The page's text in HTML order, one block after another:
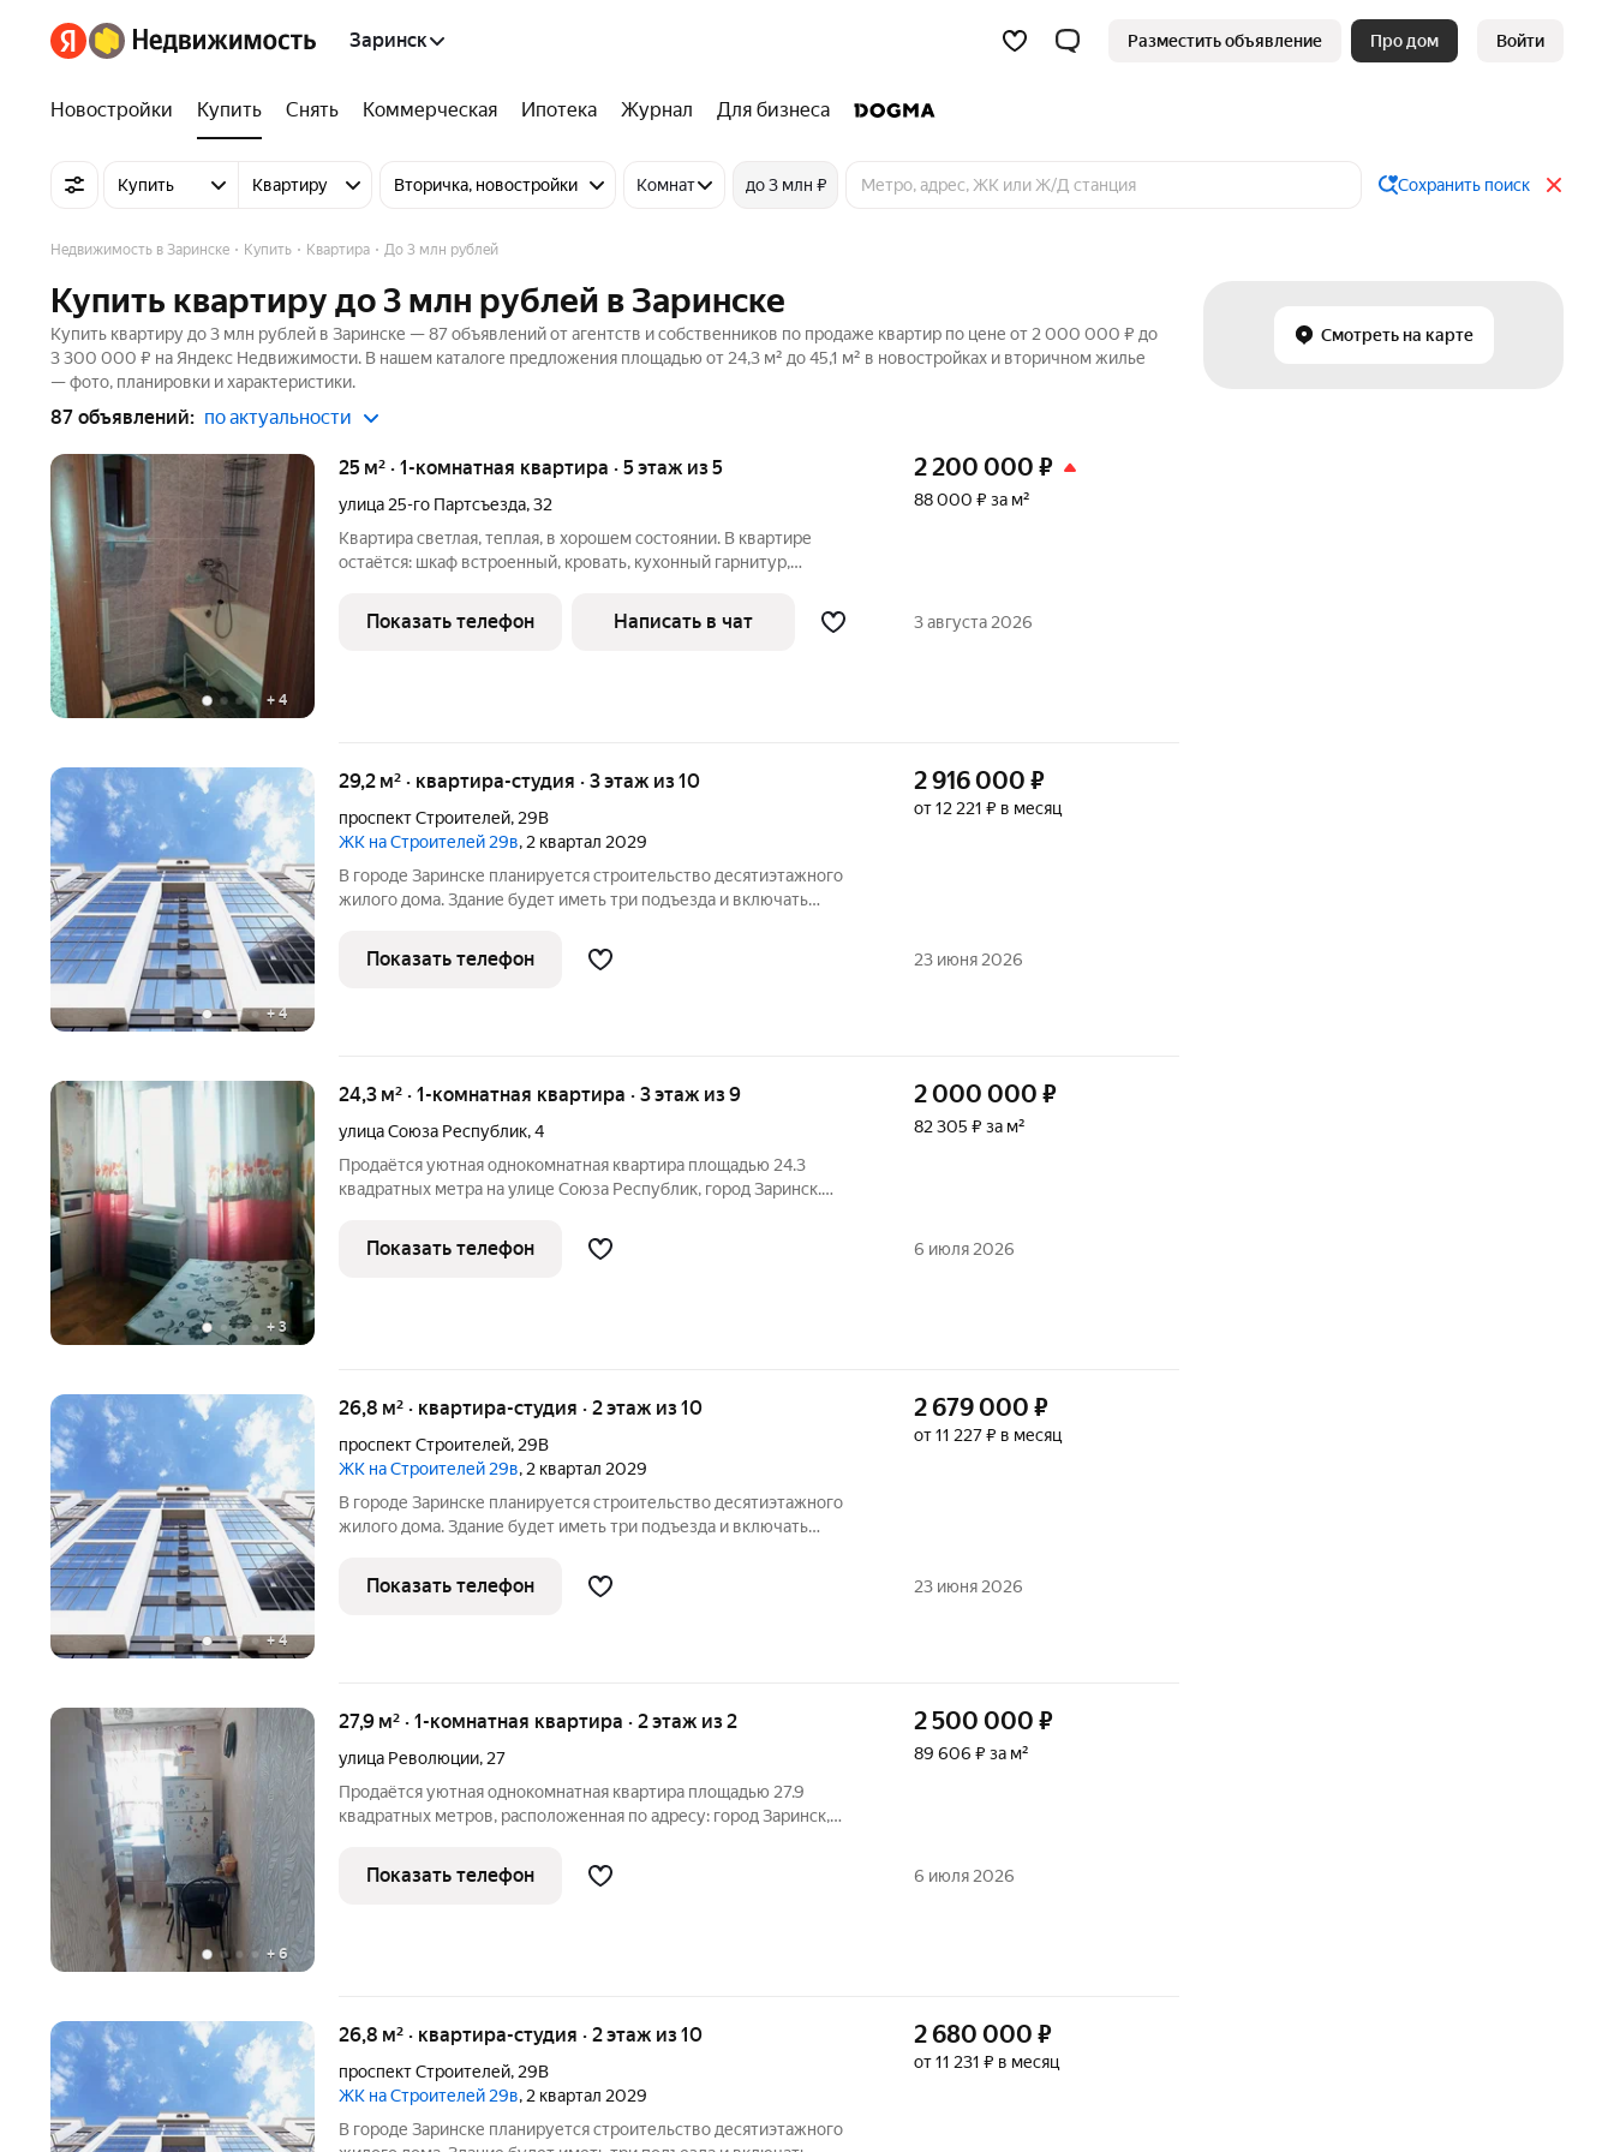
Заринск Разместить объявление Про дом Войти
Новостройки Купить Снять Коммерческая Ипотека Журнал Для бизнеса
Купить Квартиру Вторичка, новостройки Комнат до 3 млн ₽ Сохранить поиск
Смотреть на карте
Недвижимость в Заринске Купить Квартира До 3 млн рублей
Купить квартиру до 3 млн рублей в Заринске
Купить квартиру до 3 млн рублей в Заринске — 87 объявлений от агентств и собственников по продаже квартир по цене от 2 000 000 ₽ до
3 300 000 ₽ на Яндекс Недвижимости. В нашем каталоге предложения площадью от 24,3 м² до 45,1 м² в новостройках и вторичном жилье
— фото, планировки и характеристики.
87 объявлений: по актуальности
+ 4
25 м² · 1-комнатная квартира · 5 этаж из 5
улица 25-го Партсъезда,32
Квартира светлая, теплая, в хорошем состоянии. В квартире
остаётся: шкаф встроенный, кровать, кухонный гарнитур,
квартире натянуты натяжные потолки. Балкон пластиковый,
застеклен. Ванна вся в
2 200 000 ₽
88 000 ₽ за м²
Показать телефон Написать в чат 3 августа 2026
+4
29,2 м² · квартира-студия · 3 этаж из 10
проспект Строителей, 29В
ЖК на Строителей 29в, 2 квартал 2029
В городе Заринске планируется строительство десятиэтажного
жилого дома. Здание будет иметь три подъезда и включать
этаже. Входы в подъезды расположат со стороны двора, а в
нежилые помещения с
2 916 000 ₽
от 12 221 ₽ в месяц
Показать телефон 23 июня 2026
+ 3
24,3 м² · 1-комнатная квартира · 3 этаж из 9
улица Союза Республик,4
Продаётся уютная однокомнатная квартира площадью 24.3
квадратных метра на улице Союза Республик, город Заринск.
панельного дома, построенного в 1984 году. Пространство
грамотно организовано
2 000 000 ₽
82 305 ₽ за м²
Показать телефон 6 июля 2026
+4
26,8 м² · квартира-студия · 2 этаж из 10
проспект Строителей, 29В
ЖК на Строителей 29в, 2 квартал 2029
В городе Заринске планируется строительство десятиэтажного
жилого дома. Здание будет иметь три подъезда и включать
этаже. Входы в подъезды расположат со стороны двора, а в
нежилые помещения с
2 679 000 ₽
от 11 227 ₽ в месяц
Показать телефон 23 июня 2026
+ 6
27,9 м² · 1-комнатная квартира · 2 этаж из 2
улица Революции, 27
Продаётся уютная однокомнатная квартира площадью 27.9
квадратных метров, расположенная по адресу: город Заринск,
двухэтажного кирпичного дома, построенного в 1966 году.
Пространство
2 500 000 ₽
89 606 ₽ за м²
Показать телефон 6 июля 2026
26,8 м² · квартира-студия · 2 этаж из 10
проспект Строителей, 29В
ЖК на Строителей 29в, 2 квартал 2029
В городе Заринске планируется строительство десятиэтажного
2 680 000 ₽
от 11 231 ₽ в месяц